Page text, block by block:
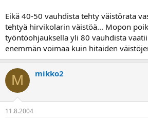
Eikä 40-50 vauhdista tehty väistörata
tehtyä hirvikolarin väistöä... Mopon
työntöohjauksella yli 80 vauhdista
enemmän voimaa kuin hitaiden
M mikko2
11.8.2004